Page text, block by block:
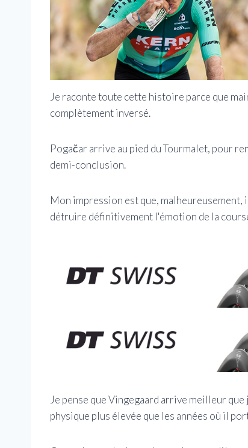
Je raconte toute cette histoire parce que
complètement inversé.
Pogačar arrive au pied du Tourmalet, pour
demi-conclusion.
Mon impression est que,
détruire définitivement l'émotion de la
Je pense que Vingegaard arrive meilleur
physique plus élevée que les années où il